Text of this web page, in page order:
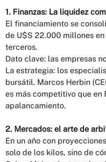
1. Finanzas: La liquidez
El financiamiento se
de U$S 22.000 millones
terceros.
Dato clave: las empresas
La estrategia: los
bursátil. Marcos Herbin
es más competitivo que en
apalancamiento.
2. Mercados: el arte de
En un año con
solo de los kilos, sino de